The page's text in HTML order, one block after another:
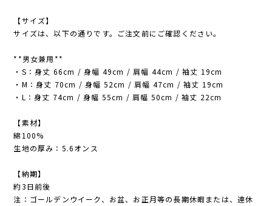
【サイズ】
サイズは、以下の通りです。ご注文前にご確認ください。
**男女兼用**
・S：身丈 66cm / 身幅 49cm / 肩幅 44cm / 袖丈 19cm
・M：身丈 70cm / 身幅 52cm / 肩幅 47cm / 袖丈 19cm
・L：身丈 74cm / 身幅 55cm / 肩幅 50cm / 袖丈 22cm
【素材】
綿100%
生地の厚み：5.6オンス
【納期】
約3日前後
注：ゴールデンウイーク、お盆、お正月等の長期休暇または、連休